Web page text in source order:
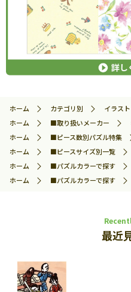
ホーム カテゴリ別 イラスト
ホーム
■取り扱いメーカー
ホーム
■ピース数別パズル特集
ホーム
■ピースサイズ別一覧
ホーム
■パズルカラーで探す
ホーム
■パズルカラーで探す
最近